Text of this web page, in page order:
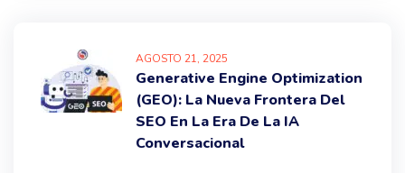
AGOSTO 21, 2025
Generative Engine Optimization
(GEO): La Nueva Frontera Del
SEO En La Era De La IA
Conversacional